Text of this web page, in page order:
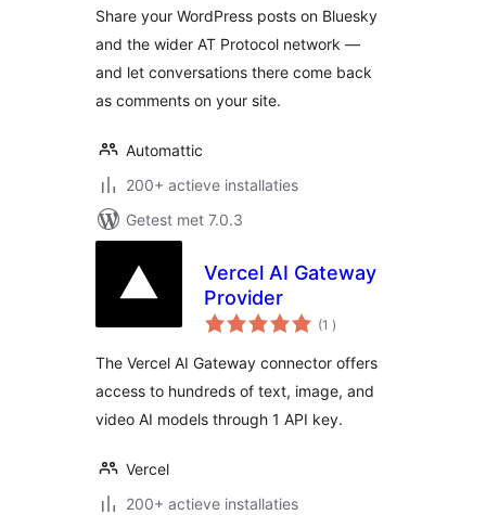
Share your WordPress posts on Bluesky
and the wider AT Protocol network —
and let conversations there come back
as comments on your site.
Automattic
200+ actieve installaties
Getest met 7.0.3
Vercel AI Gateway
Provider
(1 aantal
beoordelingen
)
The Vercel AI Gateway connector offers
access to hundreds of text, image, and
video AI models through 1 API key.
Vercel
200+ actieve installaties